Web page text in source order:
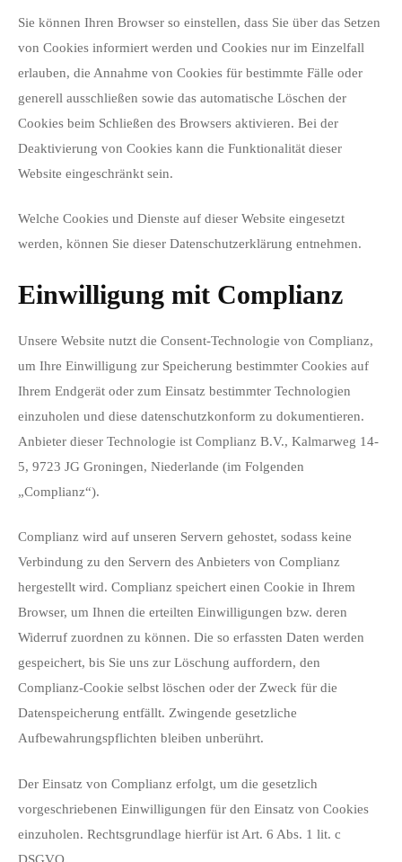
Sie können Ihren Browser so einstellen, dass Sie über das Setzen
von Cookies informiert werden und Cookies nur im Einzelfall
erlauben, die Annahme von Cookies für bestimmte Fälle oder
generell ausschließen sowie das automatische Löschen der
Cookies beim Schließen des Browsers aktivieren. Bei der
Deaktivierung von Cookies kann die Funktionalität dieser
Website eingeschränkt sein.
Welche Cookies und Dienste auf dieser Website eingesetzt
werden, können Sie dieser Datenschutzerklärung entnehmen.
Einwilligung mit Complianz
Unsere Website nutzt die Consent-Technologie von Complianz,
um Ihre Einwilligung zur Speicherung bestimmter Cookies auf
Ihrem Endgerät oder zum Einsatz bestimmter Technologien
einzuholen und diese datenschutzkonform zu dokumentieren.
Anbieter dieser Technologie ist Complianz B.V., Kalmarweg 14-
5, 9723 JG Groningen, Niederlande (im Folgenden
„Complianz“).
Complianz wird auf unseren Servern gehostet, sodass keine
Verbindung zu den Servern des Anbieters von Complianz
hergestellt wird. Complianz speichert einen Cookie in Ihrem
Browser, um Ihnen die erteilten Einwilligungen bzw. deren
Widerruf zuordnen zu können. Die so erfassten Daten werden
gespeichert, bis Sie uns zur Löschung auffordern, den
Complianz-Cookie selbst löschen oder der Zweck für die
Datenspeicherung entfällt. Zwingende gesetzliche
Aufbewahrungspflichten bleiben unberührt.
Der Einsatz von Complianz erfolgt, um die gesetzlich
vorgeschriebenen Einwilligungen für den Einsatz von Cookies
einzuholen. Rechtsgrundlage hierfür ist Art. 6 Abs. 1 lit. c
DSGVO.